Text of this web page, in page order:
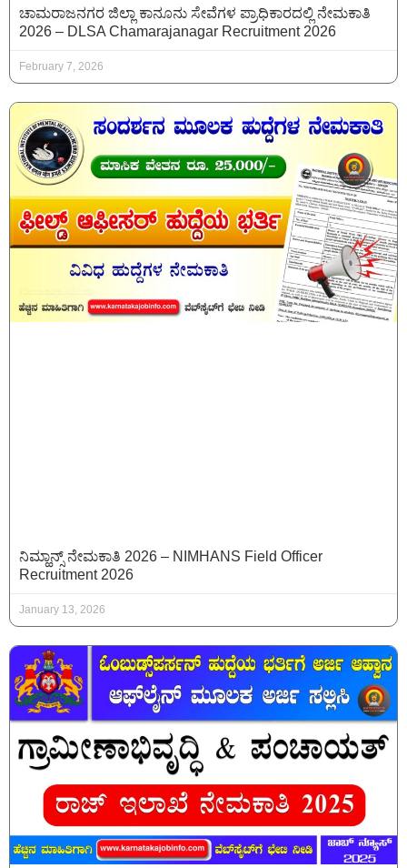
ಚಾಮರಾಜನಗರ ಜಿಲ್ಲಾ ಕಾನೂನು ಸೇವೆಗಳ ಪ್ರಾಧಿಕಾರದಲ್ಲಿ ನೇಮಕಾತಿ
2026 – DLSA Chamarajanagar Recruitment 2026
February 7, 2026
ನಿಮ್ಹಾನ್ಸ್ ನೇಮಕಾತಿ 2026 – NIMHANS Field Officer
Recruitment 2026
January 13, 2026